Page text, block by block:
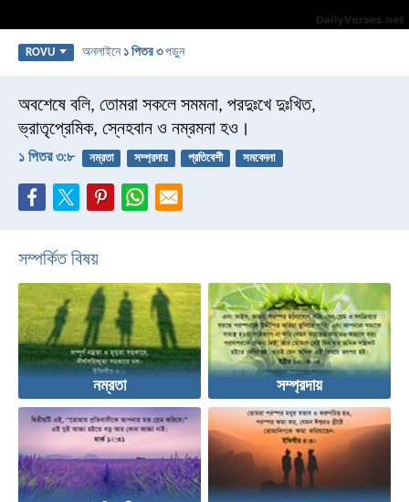
ROVU অনলাইনে ১ পিতর ৩পড়ুন
অবশেষে বলি, তোমরা সকলে সমমনা, পরদুঃখে দুঃখিত,
ভ্রাতৃপ্রেমিক, স্নেহবান ও নম্রমনা হও।
১ পিতর ৩:৮ নম্রতা সম্প্রদায় প্রতিবেশী সমবেদনা
সম্পর্কিত বিষয়
নম্রতা সম্প্রদায়